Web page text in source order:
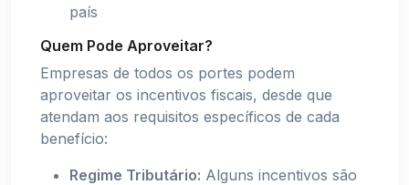
país
Quem Pode Aproveitar?
Empresas de todos os portes podem
aproveitar os incentivos fiscais, desde que
atendam aos requisitos específicos de cada
benefício:
Regime Tributário: Alguns incentivos são